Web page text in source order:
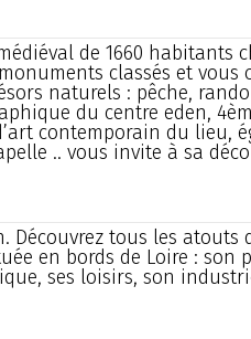
de 1660 habitants
classés et vous
naturels : pêche,
du centre eden,
contemporain du lieu,
.. vous invite à sa
Découvrez tous les atouts
en bords de Loire : son
ses loisirs, son